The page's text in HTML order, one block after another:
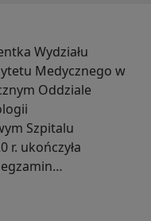
Wydziału
Medycznego w
Oddziale
Szpitalu
r. ukończyła
Posiada